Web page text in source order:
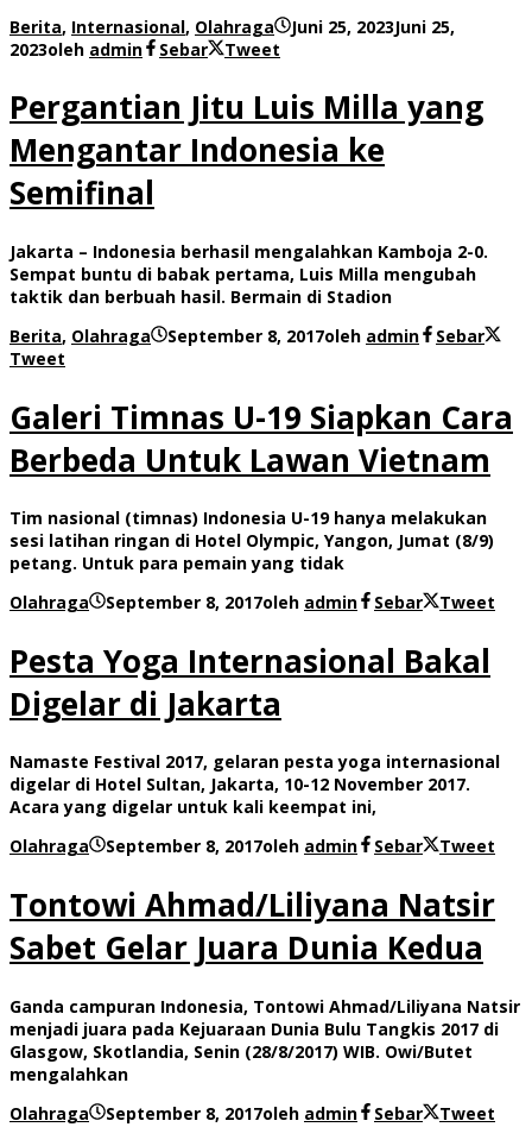
Berita, Internasional, Olahraga Juni 25, 2023Juni 25,
2023oleh admin Sebar Tweet
Pergantian Jitu Luis Milla yang
Mengantar Indonesia ke
Semifinal
Jakarta – Indonesia berhasil mengalahkan Kamboja 2-0.
Sempat buntu di babak pertama, Luis Milla mengubah
taktik dan berbuah hasil. Bermain di Stadion
Berita, Olahraga September 8, 2017oleh admin
Sebar
Tweet
Galeri Timnas U-19 Siapkan Cara
Berbeda Untuk Lawan Vietnam
Tim nasional (timnas) Indonesia U-19 hanya melakukan
sesi latihan ringan di Hotel Olympic, Yangon, Jumat (8/9)
petang. Untuk para pemain yang tidak
Olahraga
September 8, 2017oleh admin Sebar Tweet
Pesta Yoga Internasional Bakal
Digelar di Jakarta
Namaste Festival 2017, gelaran pesta yoga internasional
digelar di Hotel Sultan, Jakarta, 10-12 November 2017.
Acara yang digelar untuk kali keempat ini,
Olahraga
September 8, 2017oleh admin Sebar Tweet
Tontowi Ahmad/Liliyana Natsir
Sabet Gelar Juara Dunia Kedua
Ganda campuran Indonesia, Tontowi Ahmad/Liliyana Natsir
menjadi juara pada Kejuaraan Dunia Bulu Tangkis 2017 di
Glasgow, Skotlandia, Senin (28/8/2017) WIB. Owi/Butet
mengalahkan
Olahraga
September 8, 2017oleh admin Sebar
Tweet